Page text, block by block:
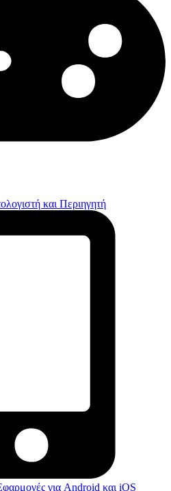
και Περιηγητή
για Android και iOS